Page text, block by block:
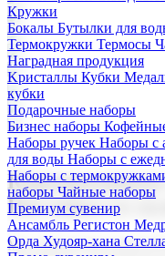
Кружки
Бокалы Бутылки для
Термокружки Термосы
Наградная продукция
Kристаллы Кубки
кубки
Подарочные наборы
Бизнес наборы
Наборы ручек Наборы с
для воды Наборы с
Наборы с
наборы Чайные наборы
Премиум сувенир
Ансамбль Регистон
Орда Худояр-хана
Поставка со
Мы предлагаем